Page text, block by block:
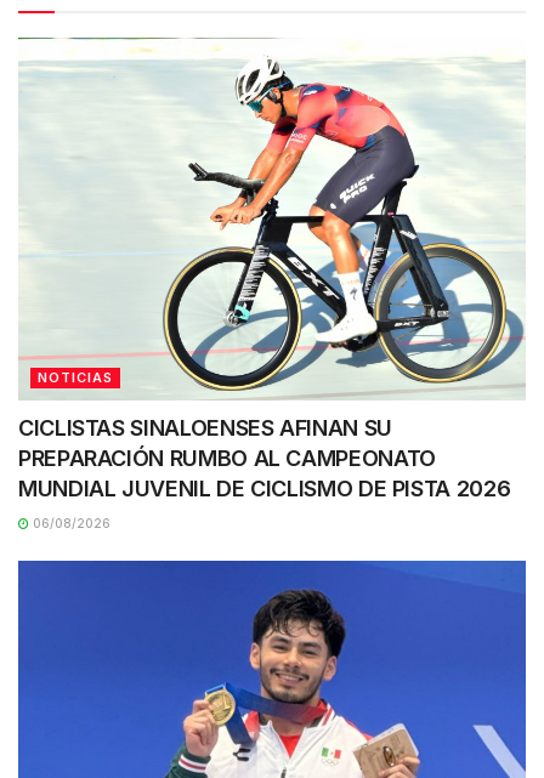
NOTICIAS
CICLISTAS SINALOENSES AFINAN SU
PREPARACIÓN RUMBO AL CAMPEONATO
MUNDIAL JUVENIL DE CICLISMO DE PISTA 2026
06/08/2026